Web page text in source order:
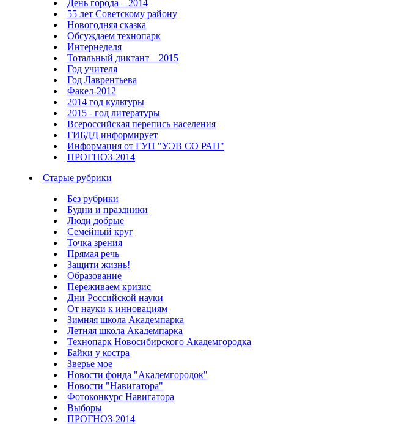
День города – 2014
55 лет Советскому району
Новогодняя сказка
Обсуждаем технопарк
Интернеделя
Тотальный диктант – 2015
Год учителя
Год Лаврентьева
Факел-2012
2014 год культуры
2015 - год литературы
Всероссийская перепись населения
ГИБДД информирует
Информация от ГУП "УЭВ СО РАН"
ПРОГНОЗ-2014
Старые рубрики
Без рубрики
Будни и праздники
Люди добрые
Семейный круг
Точка зрения
Прямая речь
Защити жизнь!
Образование
Переживаем кризис
Дни Российской науки
От науки к инновациям
Зимняя школа Академпарка
Летняя школа Академпарка
Технопарк Новосибирского Академгородка
Байки у костра
Зверье мое
Новости фонда "Академгородок"
Новости "Навигатора"
Фотоконкурс Навигатора
Выборы
ПРОГНОЗ-2014